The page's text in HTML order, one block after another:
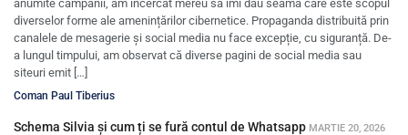
anumite campanii, am încercat mereu să îmi dau seama care este scopul
diverselor forme ale amenințărilor cibernetice. Propaganda distribuită prin
canalele de mesagerie și social media nu face excepție, cu siguranță. De-
a lungul timpului, am observat că diverse pagini de social media sau
siteuri emit […]
Coman Paul Tiberius
Schema Silvia și cum ți se fură contul de Whatsapp MARTIE 20, 2026